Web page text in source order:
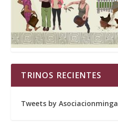
TRINOS RECIENTES
Tweets by Asociacionminga